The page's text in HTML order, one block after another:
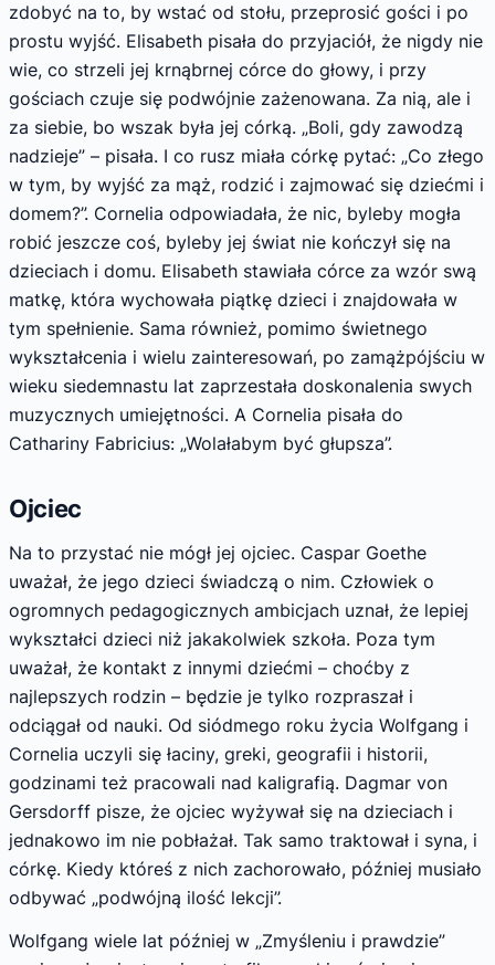
zdobyć na to, by wstać od stołu, przeprosić gości i po
prostu wyjść. Elisabeth pisała do przyjaciół, że nigdy nie
wie, co strzeli jej krnąbrnej córce do głowy, i przy
gościach czuje się podwójnie zażenowana. Za nią, ale i
za siebie, bo wszak była jej córką. „Boli, gdy zawodzą
nadzieje” – pisała. I co rusz miała córkę pytać: „Co złego
w tym, by wyjść za mąż, rodzić i zajmować się dziećmi i
domem?”. Cornelia odpowiadała, że nic, byleby mogła
robić jeszcze coś, byleby jej świat nie kończył się na
dzieciach i domu. Elisabeth stawiała córce za wzór swą
matkę, która wychowała piątkę dzieci i znajdowała w
tym spełnienie. Sama również, pomimo świetnego
wykształcenia i wielu zainteresowań, po zamążpójściu w
wieku siedemnastu lat zaprzestała doskonalenia swych
muzycznych umiejętności. A Cornelia pisała do
Cathariny Fabricius: „Wolałabym być głupsza”.
Ojciec
Na to przystać nie mógł jej ojciec. Caspar Goethe
uważał, że jego dzieci świadczą o nim. Człowiek o
ogromnych pedagogicznych ambicjach uznał, że lepiej
wykształci dzieci niż jakakolwiek szkoła. Poza tym
uważał, że kontakt z innymi dziećmi – choćby z
najlepszych rodzin – będzie je tylko rozpraszał i
odciągał od nauki. Od siódmego roku życia Wolfgang i
Cornelia uczyli się łaciny, greki, geografii i historii,
godzinami też pracowali nad kaligrafią. Dagmar von
Gersdorff pisze, że ojciec wyżywał się na dzieciach i
jednakowo im nie pobłażał. Tak samo traktował i syna, i
córkę. Kiedy któreś z nich zachorowało, później musiało
odbywać „podwójną ilość lekcji”.
Wolfgang wiele lat później w „Zmyśleniu i prawdzie”